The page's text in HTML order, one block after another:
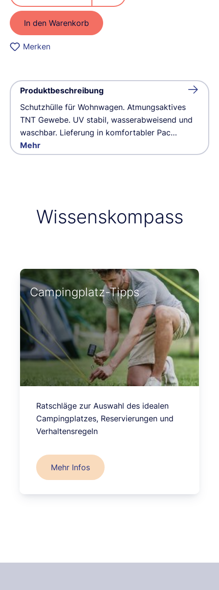
In den Warenkorb
Merken
Produktbeschreibung
Schutzhülle für Wohnwagen. Atmungsaktives
TNT Gewebe. UV stabil, wasserabweisend und
waschbar. Lieferung in komfortabler Pac…
Mehr
Wissenskompass
Campingplatz-Tipps
Ratschläge zur Auswahl des idealen
Campingplatzes, Reservierungen und
Verhaltensregeln
Mehr Infos